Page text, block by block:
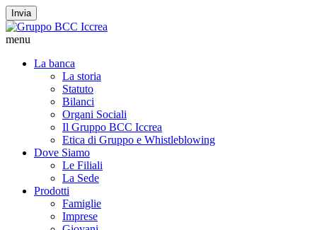
Invia
menu
La banca
La storia
Statuto
Bilanci
Organi Sociali
Il Gruppo BCC Iccrea
Etica di Gruppo e Whistleblowing
Dove Siamo
Le Filiali
La Sede
Prodotti
Famiglie
Imprese